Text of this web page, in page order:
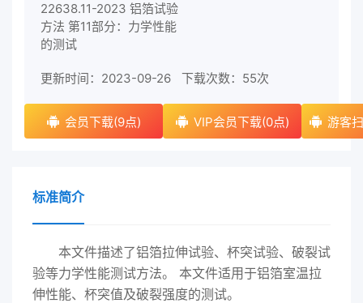
22638.11-2023 铝箔试验
方法 第11部分：力学性能
的测试
更新时间：2023-09-26 下载次数： 55次
会员下载(9点) VIP会员下载(0点) 游客
标准简介
本文件描述了铝箔拉伸试验、杯突试验、破裂试
验等力学性能测试方法。 本文件适用于铝箔室温拉
伸性能、杯突值及破裂强度的测试。